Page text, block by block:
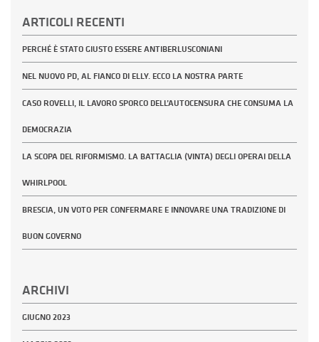
ARTICOLI RECENTI
PERCHÉ È STATO GIUSTO ESSERE ANTIBERLUSCONIANI
NEL NUOVO PD, AL FIANCO DI ELLY. ECCO LA NOSTRA PARTE
CASO ROVELLI, IL LAVORO SPORCO DELL’AUTOCENSURA CHE CONSUMA LA
DEMOCRAZIA
LA SCOPA DEL RIFORMISMO. LA BATTAGLIA (VINTA) DEGLI OPERAI DELLA
WHIRLPOOL
BRESCIA, UN VOTO PER CONFERMARE E INNOVARE UNA TRADIZIONE DI
BUON GOVERNO
ARCHIVI
GIUGNO 2023